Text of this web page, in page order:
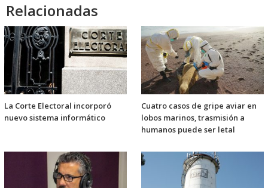
Relacionadas
La Corte Electoral incorporó
nuevo sistema informático
Cuatro casos de gripe aviar en
lobos marinos, trasmisión a
humanos puede ser letal